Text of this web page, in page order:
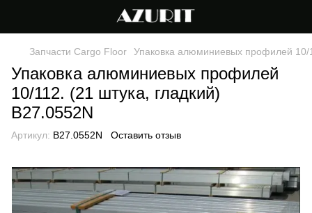
Запчасти Cargo Floor Упаковка алюминиевых профилей 10/
Упаковка алюминиевых профилей
10/112. (21 штука, гладкий)
B27.0552N
Артикул: B27.0552N Оставить отзыв